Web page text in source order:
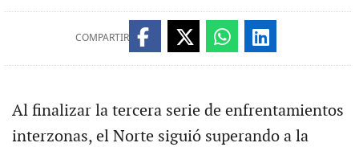
COMPARTIR
Al finalizar la tercera serie de enfrentamientos
interzonas, el Norte siguió superando a la